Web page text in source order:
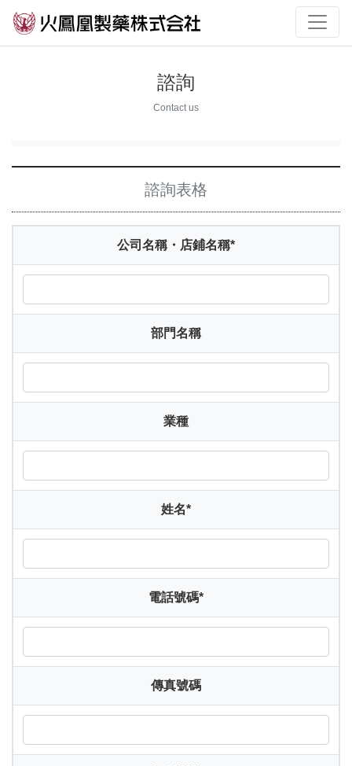
諮詢
Contact us
諮詢表格
公司名稱・店鋪名稱*
部門名稱
業種
姓名*
電話號碼*
傳真號碼